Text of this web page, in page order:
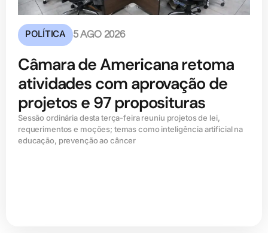
POLÍTICA 5 AGO 2026
Câmara de Americana retoma
atividades com aprovação de
projetos e 97 proposituras
Sessão ordinária desta terça-feira reuniu projetos de lei,
requerimentos e moções; temas como inteligência artificial na
educação, prevenção ao câncer